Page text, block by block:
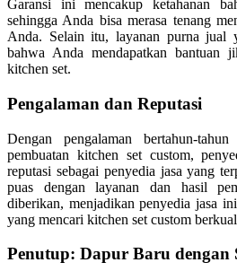
Garansi ini mencakup ketahanan
sehingga Anda bisa merasa tenang
Anda. Selain itu, layanan purna jual
bahwa Anda mendapatkan bantuan
kitchen set.
Pengalaman dan Reputasi
Dengan pengalaman bertahun-
pembuatan kitchen set custom,
reputasi sebagai penyedia jasa yang
puas dengan layanan dan hasil
diberikan, menjadikan penyedia jasa
yang mencari kitchen set custom
Penutup: Dapur Baru dengan